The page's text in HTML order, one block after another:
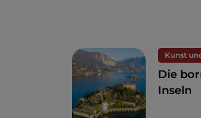
Kunst
Die
Inseln